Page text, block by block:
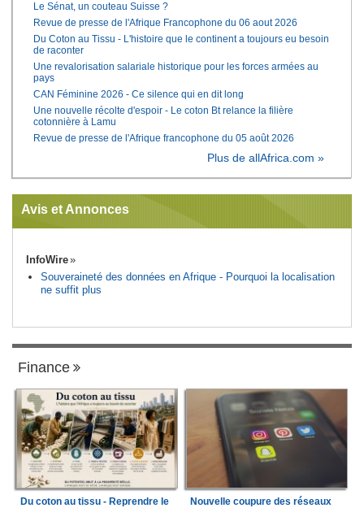
Le Sénat, un couteau Suisse ?
Revue de presse de l'Afrique Francophone du 06 aout 2026
Du Coton au Tissu - L'histoire que le continent a toujours eu besoin
de raconter
Une revalorisation salariale historique pour les forces armées au
pays
CAN Féminine 2026 - Ce silence qui en dit long
Une nouvelle récolte d'espoir - Le coton Bt relance la filière
cotonnière à Lamu
Revue de presse de l'Afrique francophone du 05 août 2026
Plus de allAfrica.com »
Avis et Annonces
InfoWire
Souveraineté des données en Afrique - Pourquoi la localisation
ne suffit plus
Finance
Du coton au tissu - Reprendre le
Nouvelle coupure des réseaux